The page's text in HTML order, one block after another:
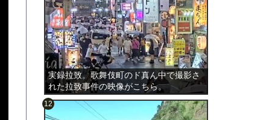
実録拉致。歌舞伎町のド真ん中で撮影さ
れた拉致事件の映像がこちら。